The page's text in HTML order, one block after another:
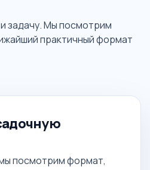
задачу. Мы посмотрим
практичный формат
посмотрим формат,